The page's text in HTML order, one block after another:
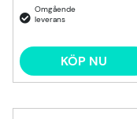
KÖP NU